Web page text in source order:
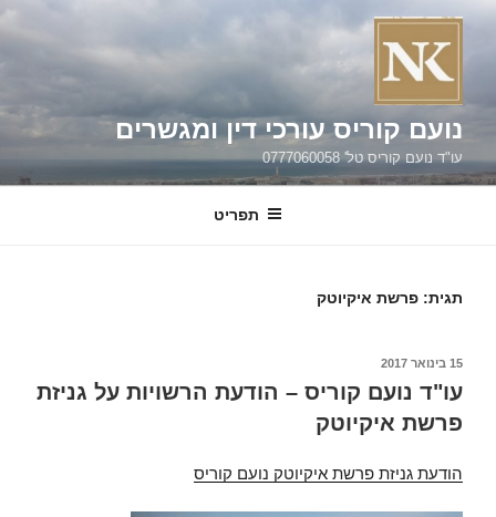
דילוג
נועם קוריס עורכי דין ומגשרים
עו"ד נועם קוריס טל' 0777060058
תפריט
תגית: פרשת איקיוטק
פורסם
15 בינואר 2017
עו"ד נועם קוריס – הודעת הרשויות על גניזת
פרשת איקיוטק
הודעת גניזת פרשת איקיוטק נועם קוריס